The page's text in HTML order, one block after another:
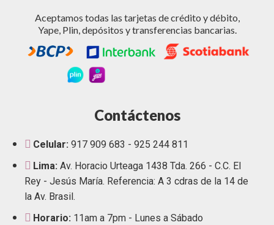
Aceptamos todas las tarjetas de crédito y débito,
Yape, Plin, depósitos y transferencias bancarias.
Contáctenos
Celular: 917 909 683 - 925 244 811
Lima: Av. Horacio Urteaga 1438 Tda. 266 - C.C. El
Rey - Jesús María. Referencia: A 3 cdras de la 14 de
la Av. Brasil.
Horario: 11am a 7pm - Lunes a Sábado